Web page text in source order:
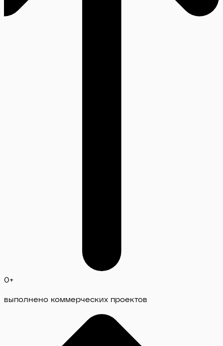
0+
выполнено коммерческих проектов